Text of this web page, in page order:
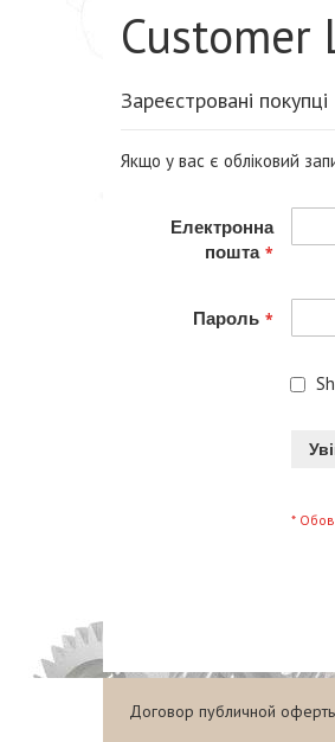
Customer
Зареєстровані покупці
Якщо у вас є обліковий
Електронна
пошта
Пароль
Договор публичной